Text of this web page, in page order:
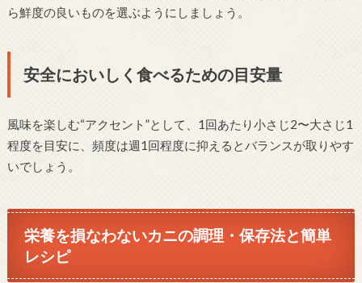
ら鮮度の良いものを選ぶようにしましょう。
安全においしく食べるための目安量
風味を楽しむ“アクセント”として、1回あたり小さじ2〜大さじ1
程度を目安に、頻度は週1回程度に抑えるとバランスが取りやす
いでしょう。
栄養を損なわないカニの調理・保存法と簡単
レシピ